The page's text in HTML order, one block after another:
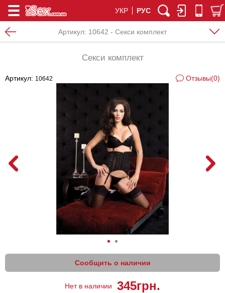
УКР РУС
Артикул: 10642 - Секси комплект
Секси комплект
Артикул: 10642 Отзывы(0)
Сообщить о наличии
Нет в наличии 345грн.